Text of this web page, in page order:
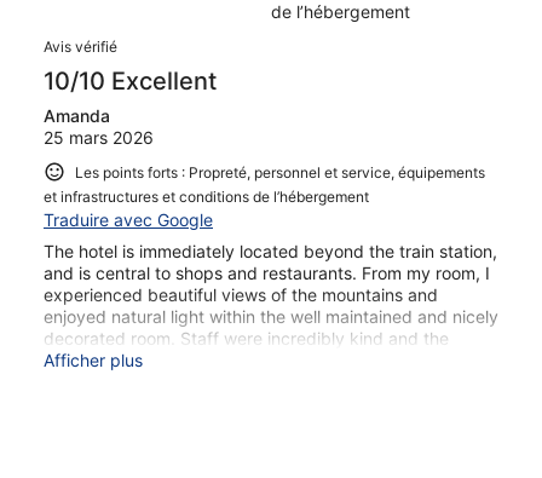
de l’hébergement
Avis
Avis vérifié
10/10 Excellent
Amanda
25 mars 2026
Les points forts : Propreté, personnel et service, équipements
et infrastructures et conditions de l’hébergement
Traduire avec Google
The hotel is immediately located beyond the train station,
and is central to shops and restaurants. From my room, I
experienced beautiful views of the mountains and
enjoyed natural light within the well maintained and nicely
decorated room. Staff were incredibly kind and the
restaurant served tasteful meals each night of my stay. I
Afficher plus